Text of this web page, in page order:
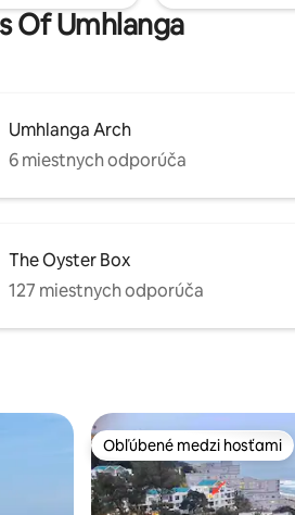
Of Umhlanga
Umhlanga Arch
6 miestnych odporúča
The Oyster Box
127 miestnych odporúča
Obľúbené medzi hosťami
Obľúbené medzi hosťami